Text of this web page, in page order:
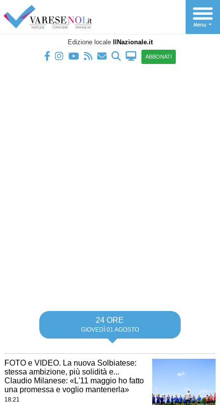
Edizione locale IlNazionale.it
ABBONATI
24 ORE
GIOVEDÌ 01 AGOSTO
FOTO e VIDEO. La nuova Solbiatese:
stessa ambizione, più solidità e...
Claudio Milanese: «L'11 maggio ho fatto
una promessa e voglio mantenerla»
18:21